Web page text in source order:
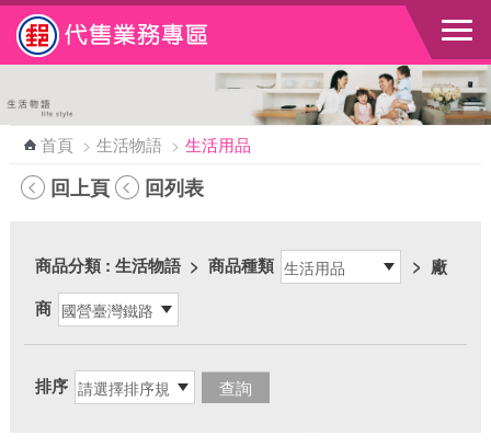
跳到主要內容區塊
首頁 > 生活物語 > 生活用品
回上頁 回列表
商品分類: 生活物語 > 商品種類 > 廠
商
排序